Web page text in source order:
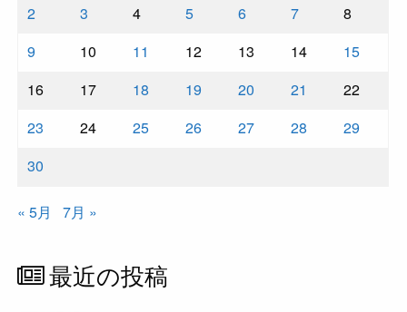
2
3 4 5 6 7
8
9
10 11 12 13 14
15
16
17 18 19 20 21
22
23
24 25 26 27 28
29
30
« 5月 7月 »
最近の投稿